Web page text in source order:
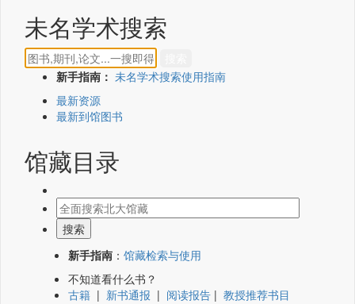
未名学术搜索
新手指南： 未名学术搜索使用指南
最新资源
最新到馆图书
馆藏目录
新手指南 ： 馆藏检索与使用
不知道看什么书？
古籍 | 新书通报 | 阅读报告 | 教授推荐书目